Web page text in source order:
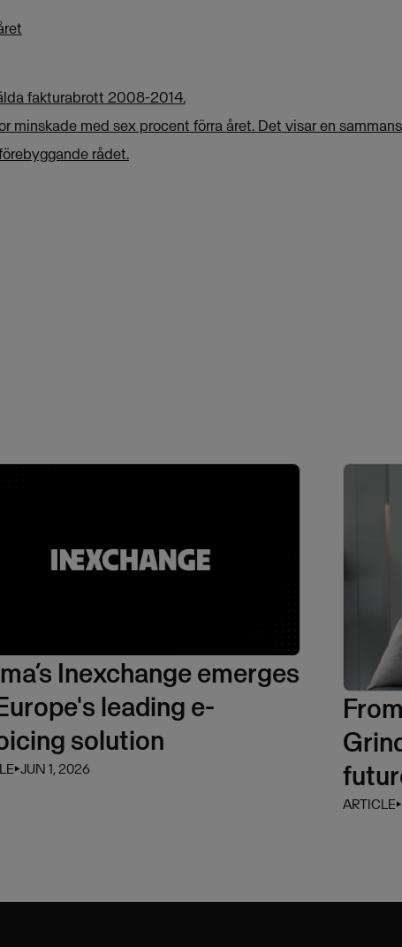
fakturabrott 2008-2014.
minskade med sex procent förra året. Det visar en
rådet.
Inexchange emerges
leading e-
solution
⏵JUN 1, 2026
ARTICLE⏵